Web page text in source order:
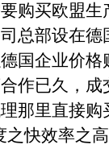
购买欧盟
总部设在
国企业价
作已久，
那里直接
之快效率之